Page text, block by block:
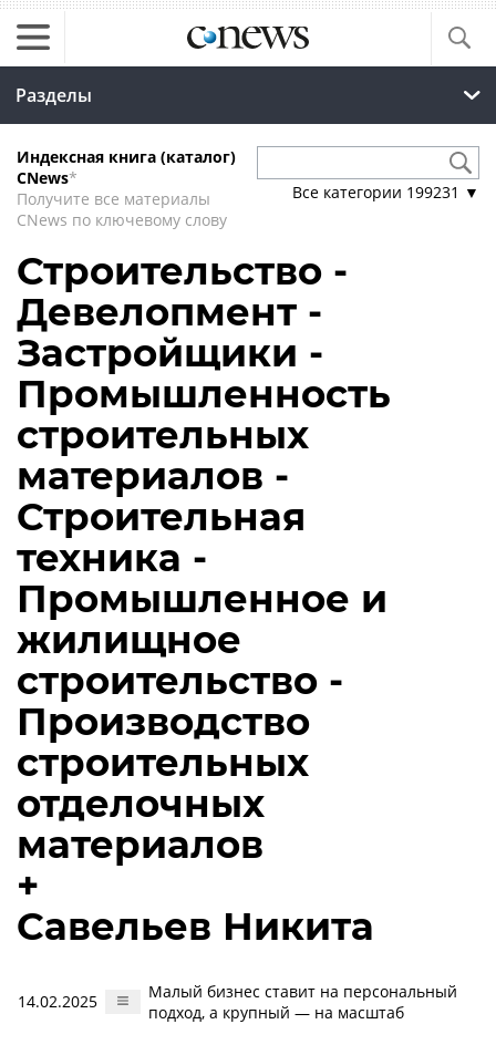
Разделы
Индексная книга (каталог)
CNews*
Получите все материалы
CNews по ключевому слову
Все категории 199231 ▼
Строительство -
Девелопмент -
Застройщики -
Промышленность
строительных
материалов -
Строительная
техника -
Промышленное и
жилищное
строительство -
Производство
строительных
отделочных
материалов
+
Савельев Никита
14.02.2025
Малый бизнес ставит на персональный
подход, а крупный — на масштаб